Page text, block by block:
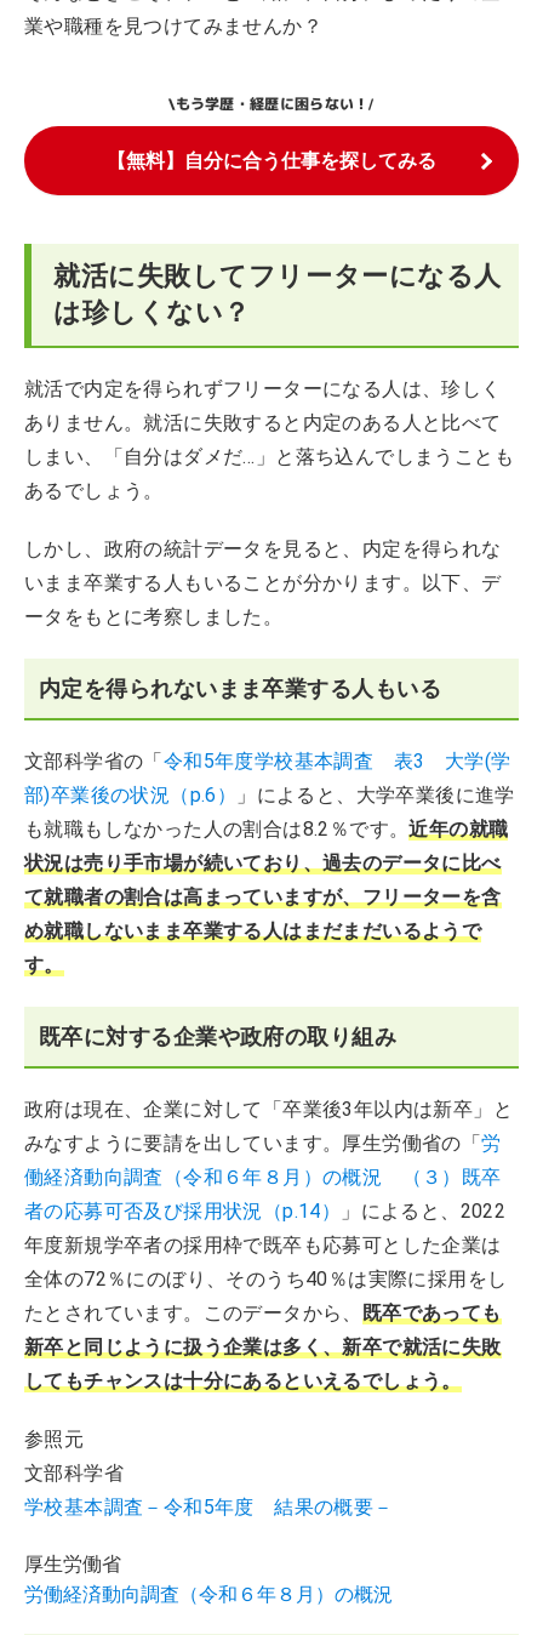
業や職種を見つけてみませんか？
\もう学歴・経歴に困らない！/
【無料】自分に合う仕事を探してみる
就活に失敗してフリーターになる人
は珍しくない？
就活で内定を得られずフリーターになる人は、珍しく
ありません。就活に失敗すると内定のある人と比べて
しまい、「自分はダメだ…」と落ち込んでしまうことも
あるでしょう。
しかし、政府の統計データを見ると、内定を得られな
いまま卒業する人もいることが分かります。以下、デ
ータをもとに考察しました。
内定を得られないまま卒業する人もいる
文部科学省の「令和5年度学校基本調査 表3 大学(学
部)卒業後の状況（p.6）
」によると、大学卒業後に進学
も就職もしなかった人の割合は8.2％です。近年の就職
状況は売り手市場が続いており、過去のデータに比べ
て就職者の割合は高まっていますが、フリーターを含
め就職しないまま卒業する人はまだまだいるようで
す。
既卒に対する企業や政府の取り組み
政府は現在、企業に対して「卒業後3年以内は新卒」と
みなすように要請を出しています。厚生労働省の「労
働経済動向調査（令和６年８月）の概況 （３）既卒
者の応募可否及び採用状況（p.14）
」によると、2022
年度新規学卒者の採用枠で既卒も応募可とした企業は
全体の72％にのぼり、そのうち40％は実際に採用をし
たとされています。このデータから、 既卒であっても
新卒と同じように扱う企業は多く、新卒で就活に失敗
してもチャンスは十分にあるといえるでしょう。
参照元
文部科学省
学校基本調査－令和5年度 結果の概要－
厚生労働省
労働経済動向調査（令和６年８月）の概況